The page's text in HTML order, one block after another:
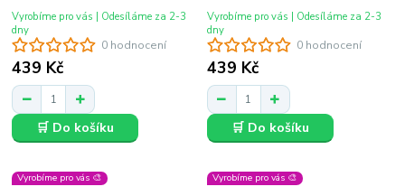
0 hodnocení
439 Kč
Vyrobíme pro vás | Odesíláme za 2-3
dny
🛒 Do košíku
0 hodnocení
439 Kč
Vyrobíme pro vás | Odesíláme za 2-3
dny
🛒 Do košíku
Vyrobíme pro vás 🎨 Vyrobíme pro vás 🎨